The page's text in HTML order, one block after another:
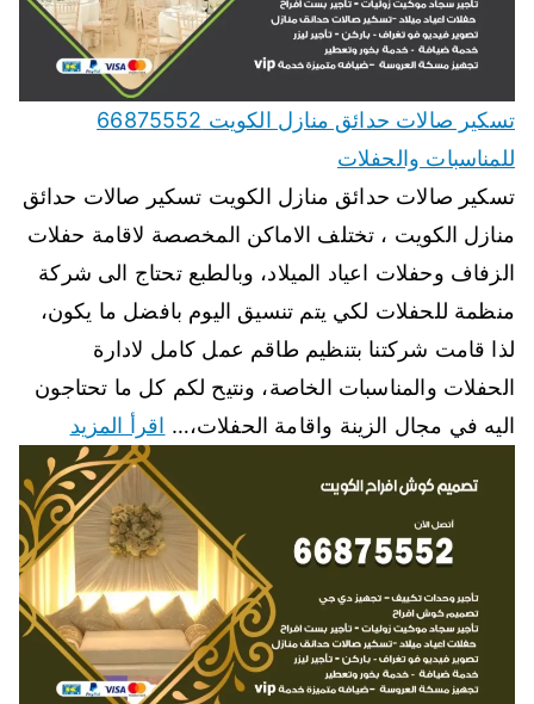
تسكير صالات حدائق منازل الكويت 66875552
للمناسبات والحفلات
تسكير صالات حدائق منازل الكويت تسكير صالات حدائق
منازل الكويت ، تختلف الاماكن المخصصة لاقامة حفلات
الزفاف وحفلات اعياد الميلاد، وبالطبع تحتاج الى شركة
منظمة للحفلات لكي يتم تنسيق اليوم بافضل ما يكون،
لذا قامت شركتنا بتنظيم طاقم عمل كامل لادارة
الحفلات والمناسبات الخاصة، ونتيح لكم كل ما تحتاجون
اليه في مجال الزينة واقامة الحفلات،… اقرأ المزيد